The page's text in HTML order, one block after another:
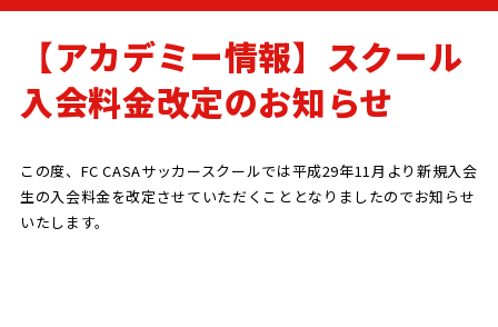
TOP TEAM
トップチーム
JUNIOR YOUTH
ジュニアユース
JUNIOR
ジュニア
【アカデミー情報】スクール
入会料金改定のお知らせ
この度、FC CASAサッカースクールでは平成29年11月より新規入会
生の入会料金を改定させていただくこととなりましたのでお知らせ
いたします。